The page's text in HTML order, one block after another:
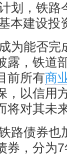
划，铁路
本建设投
为能否完
露，铁道
前所有商
，以信用
将对其未
路债券也
券，分为